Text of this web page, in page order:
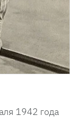
1942 года